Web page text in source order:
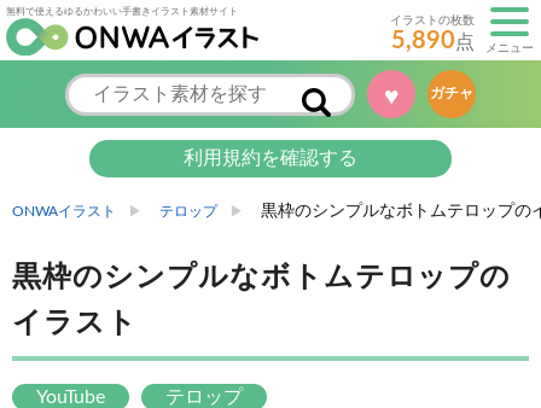
無料で使えるゆるかわいい手書きイラスト素材サイト
イラストの枚数
5,890点 メニュー
♥ ガチャ
利用規約を確認する
ONWAイラスト テロップ 黒枠のシンプルなボトムテロップの
黒枠のシンプルなボトムテロップの
イラスト
YouTube テロップ